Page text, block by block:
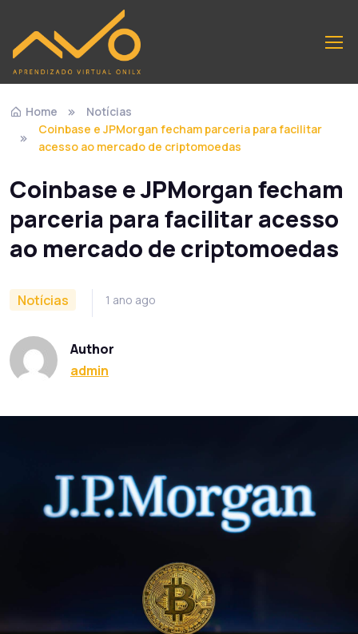
Home
Notícias
Coinbase e JPMorgan fecham parceria para facilitar
acesso ao mercado de criptomoedas
Coinbase e JPMorgan fecham
parceria para facilitar acesso
ao mercado de criptomoedas
Notícias 1 ano ago
Author
admin